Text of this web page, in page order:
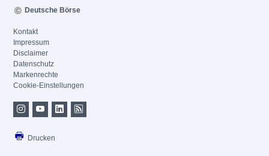
Deutsche Börse
Kontakt
Impressum
Disclaimer
Datenschutz
Markenrechte
Cookie-Einstellungen
Drucken